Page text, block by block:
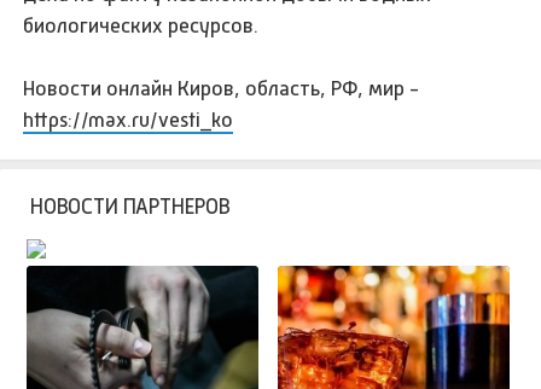
биологических ресурсов.
Новости онлайн Киров, область, РФ, мир -
https://max.ru/vesti_ko
НОВОСТИ ПАРТНЕРОВ